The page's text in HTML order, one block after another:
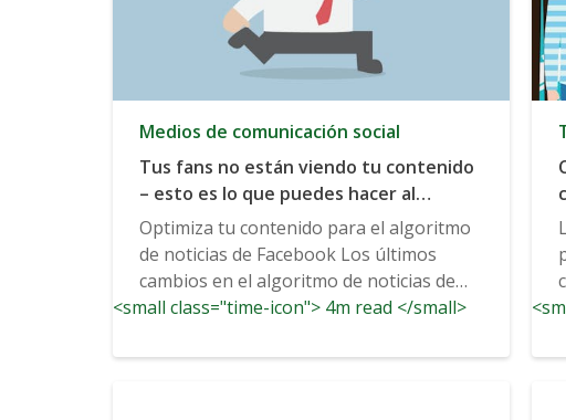
Medios de comunicación social
Tus fans no están viendo tu contenido
– esto es lo que puedes hacer al
respecto
Optimiza tu contenido para el algoritmo
de noticias de Facebook Los últimos
cambios en el algoritmo de noticias de
Facebook...
<small class="time-icon"> 4m read </small>